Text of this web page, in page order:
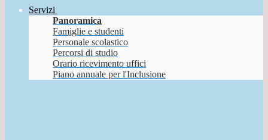
Servizi
Panoramica
Famiglie e studenti
Personale scolastico
Percorsi di studio
Orario ricevimento uffici
Piano annuale per l'Inclusione